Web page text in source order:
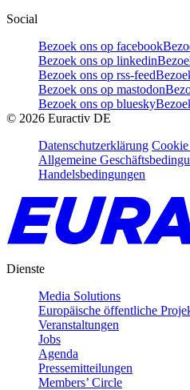
Social
Bezoek ons op facebook
Bezoek ons op linkedin
Bezoek ons op rss-feed
Bezoek ons op mastodon
Bezoek ons op bluesky
© 2026 Euractiv DE
Datenschutzerklärung
Allgemeine
Handelsbedingungen
Dienste
Media Solutions
Europäische öffentliche
Veranstaltungen
Jobs
Agenda
Pressemitteilungen
Members’ Circle